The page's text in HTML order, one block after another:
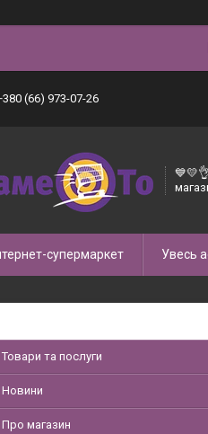
(66) 973-07-26
супермаркет Увесь
Товари та послуги
Новини
Про магазин